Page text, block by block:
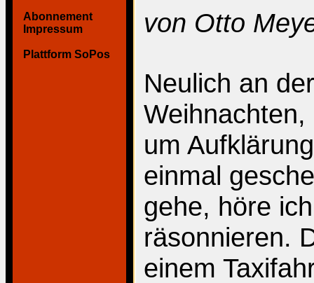
Abonnement
Impressum
Plattform SoPos
von Otto
Neulich an
um
einmal
gehe, höre
räsonnieren.
einem